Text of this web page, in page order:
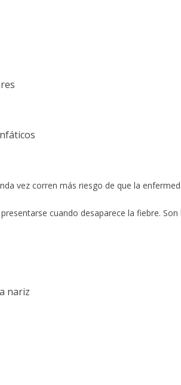
vez corren más riesgo de que la
cuando desaparece la fiebre. Son
nariz